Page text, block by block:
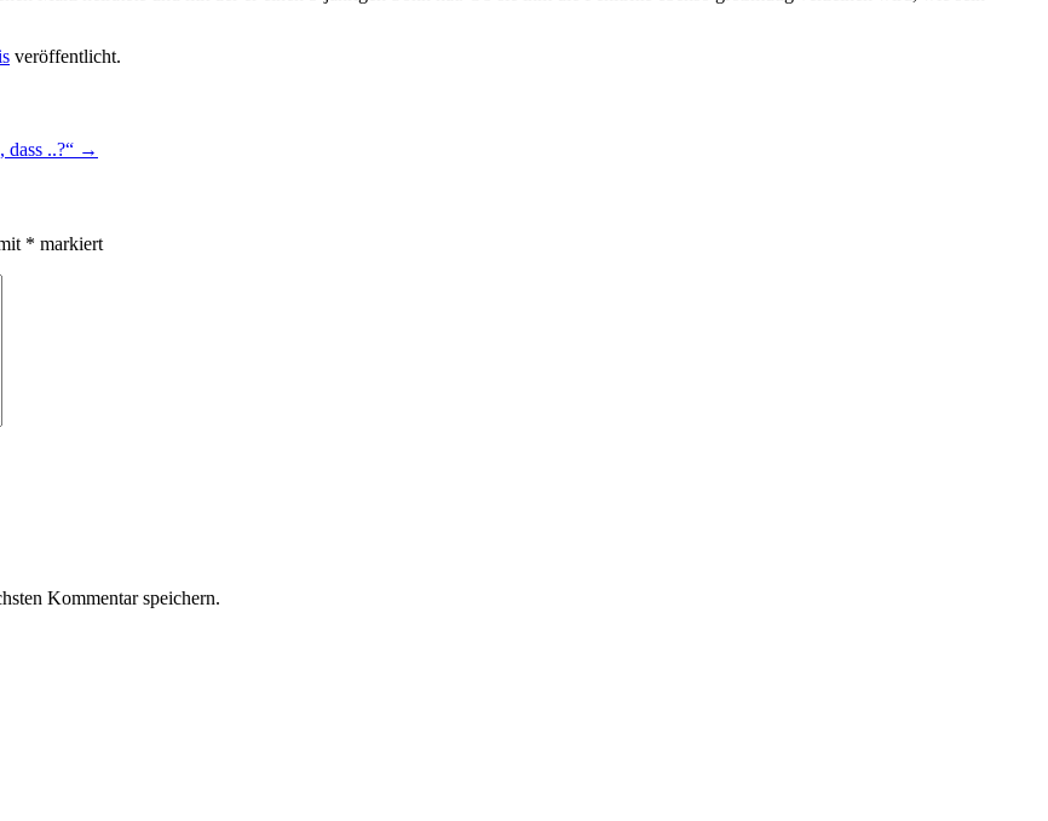
veröffentlicht.
dass ..?“ →
* markiert
Kommentar speichern.